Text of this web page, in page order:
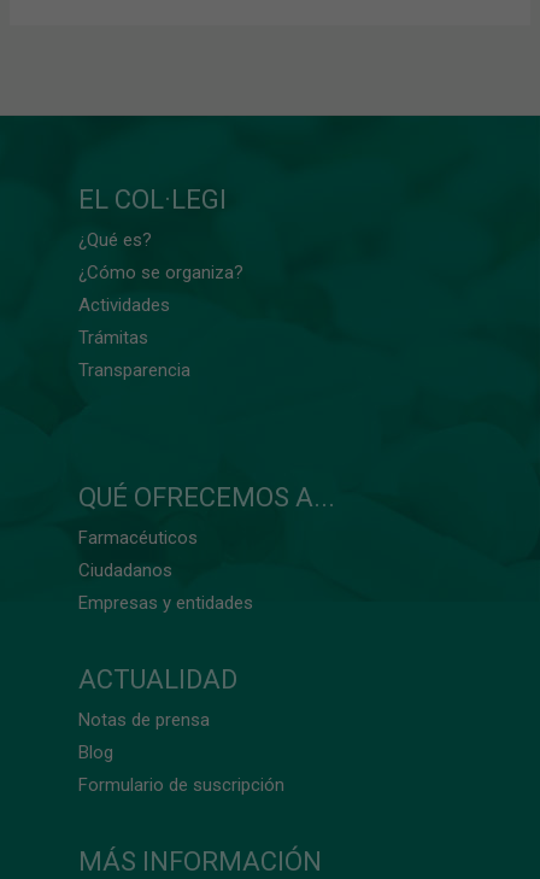
EL COL·LEGI
¿Qué es?
¿Cómo se organiza?
Actividades
Trámitas
Transparencia
QUÉ OFRECEMOS A...
Farmacéuticos
Ciudadanos
Empresas y entidades
ACTUALIDAD
Notas de prensa
Blog
Formulario de suscripción
MÁS INFORMACIÓN